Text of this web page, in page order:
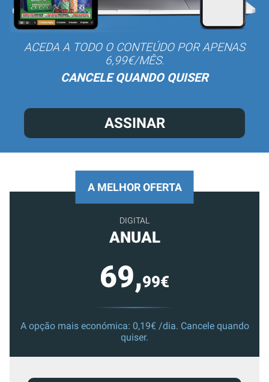
ACEDA A TODO O CONTEÚDO POR APENAS
6,99€/MÊS.
CANCELE QUANDO QUISER
ASSINAR
A MELHOR OFERTA
DIGITAL
ANUAL
69,99€
A opção mais económica: 0,19€ /dia. Cancele quando
quiser.